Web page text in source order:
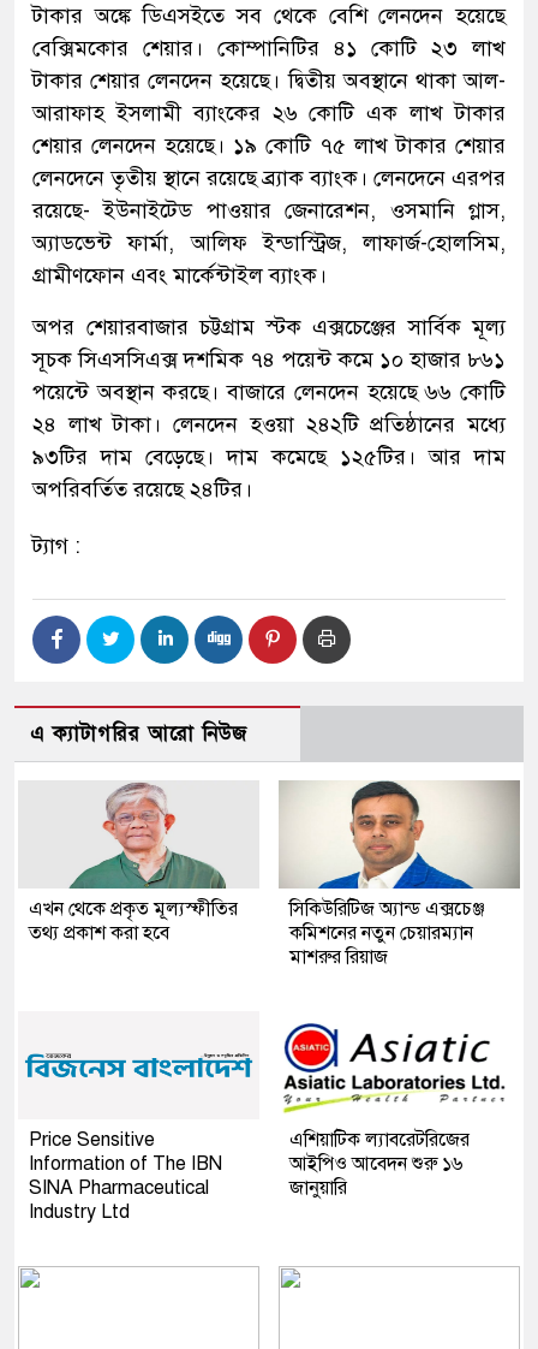
টাকার অঙ্কে ডিএসইতে সব থেকে বেশি লেনদেন হয়েছে
বেক্সিমকোর শেয়ার। কোম্পানিটির ৪১ কোটি ২৩ লাখ
টাকার শেয়ার লেনদেন হয়েছে। দ্বিতীয় অবস্থানে থাকা আল-
আরাফাহ ইসলামী ব্যাংকের ২৬ কোটি এক লাখ টাকার
শেয়ার লেনদেন হয়েছে। ১৯ কোটি ৭৫ লাখ টাকার শেয়ার
লেনদেনে তৃতীয় স্থানে রয়েছে ব্র্যাক ব্যাংক। লেনদেনে এরপর
রয়েছে- ইউনাইটেড পাওয়ার জেনারেশন, ওসমানি গ্লাস,
অ্যাডভেন্ট ফার্মা, আলিফ ইন্ডাস্ট্রিজ, লাফার্জ-হোলসিম,
গ্রামীণফোন এবং মার্কেন্টাইল ব্যাংক।
অপর শেয়ারবাজার চট্টগ্রাম স্টক এক্সচেঞ্জের সার্বিক মূল্য
সূচক সিএসসিএক্স দশমিক ৭৪ পয়েন্ট কমে ১০ হাজার ৮৬১
পয়েন্টে অবস্থান করছে। বাজারে লেনদেন হয়েছে ৬৬ কোটি
২৪ লাখ টাকা। লেনদেন হওয়া ২৪২টি প্রতিষ্ঠানের মধ্যে
৯৩টির দাম বেড়েছে। দাম কমেছে ১২৫টির। আর দাম
অপরিবর্তিত রয়েছে ২৪টির।
ট্যাগ :
এ ক্যাটাগরির আরো নিউজ
এখন থেকে প্রকৃত মূল্যস্ফীতির
তথ্য প্রকাশ করা হবে
সিকিউরিটিজ অ্যান্ড এক্সচেঞ্জ
কমিশনের নতুন চেয়ারম্যান
মাশরুর রিয়াজ
Price Sensitive
Information of The IBN
SINA Pharmaceutical
Industry Ltd
এশিয়াটিক ল্যাবরেটরিজের
আইপিও আবেদন শুরু ১৬
জানুয়ারি